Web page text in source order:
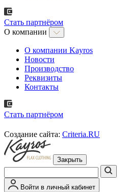
Стать партнёром
О компании
О компании Kayros
Новости
Производство
Реквизиты
Контакты
Стать партнёром
Создание сайта: Criteria.RU
Закрыть
Войти в личный кабинет